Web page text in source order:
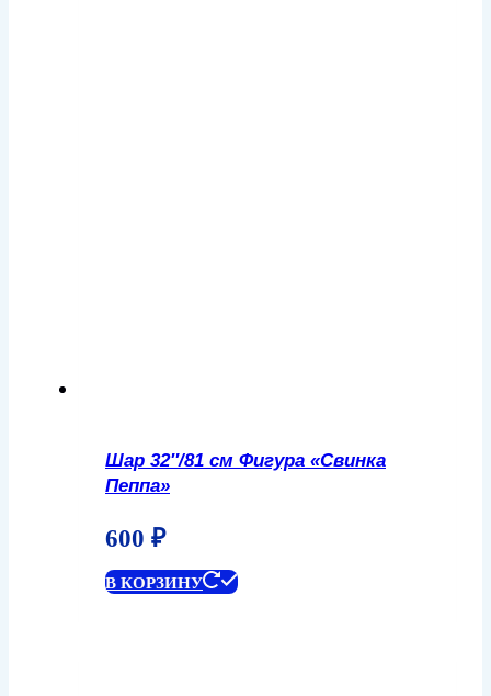
Шар 32″/81 см Фигура «Свинка
Пеппа»
600 ₽
В КОРЗИНУ